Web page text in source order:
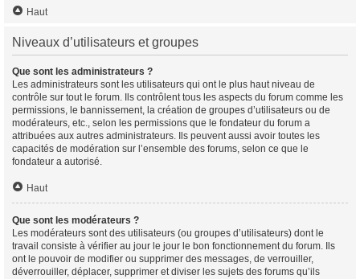
Haut
Niveaux d’utilisateurs et groupes
Que sont les administrateurs ?
Les administrateurs sont les utilisateurs qui ont le plus haut niveau de
contrôle sur tout le forum. Ils contrôlent tous les aspects du forum comme les
permissions, le bannissement, la création de groupes d’utilisateurs ou de
modérateurs, etc., selon les permissions que le fondateur du forum a
attribuées aux autres administrateurs. Ils peuvent aussi avoir toutes les
capacités de modération sur l’ensemble des forums, selon ce que le
fondateur a autorisé.
Haut
Que sont les modérateurs ?
Les modérateurs sont des utilisateurs (ou groupes d’utilisateurs) dont le
travail consiste à vérifier au jour le jour le bon fonctionnement du forum. Ils
ont le pouvoir de modifier ou supprimer des messages, de verrouiller,
déverrouiller, déplacer, supprimer et diviser les sujets des forums qu’ils